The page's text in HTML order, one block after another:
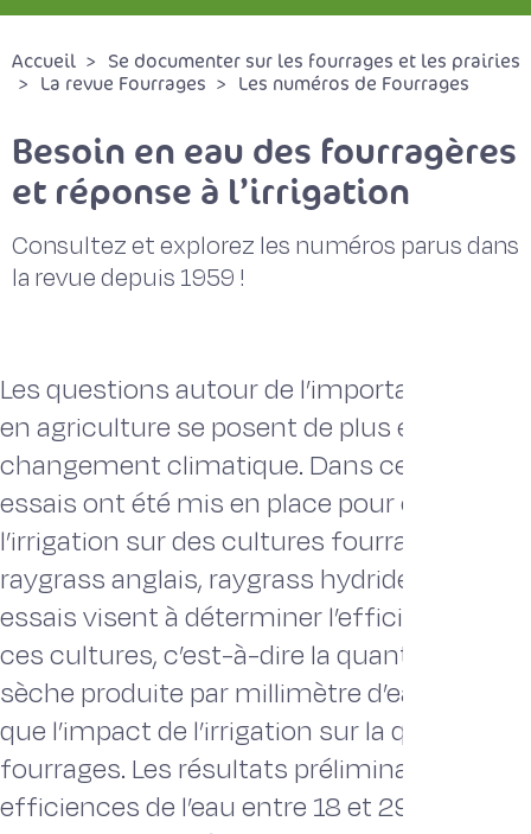
Accueil
Se documenter sur les fourrages et les prairies
La revue Fourrages
Les numéros de Fourrages
Besoin en eau des fourragères
et réponse à l’irrigation
Consultez et explorez les numéros parus dans
la revue depuis 1959 !
Les questions autour de l’importance de
en agriculture se posent de plus en plus
changement climatique. Dans ce
essais ont été mis en place pour étudier
l’irrigation sur des cultures fourragères
raygrass anglais, raygrass hydride et
essais visent à déterminer l’efficience de
ces cultures, c’est-à-dire la quantité de
sèche produite par millimètre d’eau
que l’impact de l’irrigation sur la qualité des
fourrages. Les résultats préliminaires
efficiences de l’eau entre 18 et 29 kg MS/